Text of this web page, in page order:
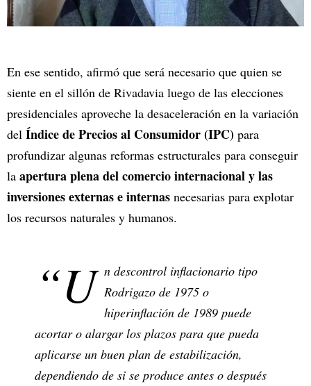
En ese sentido, afirmó que será necesario que quien se
siente en el sillón de Rivadavia luego de las elecciones
presidenciales aproveche la desaceleración en la variación
del Índice de Precios al Consumidor (IPC) para
profundizar algunas reformas estructurales para conseguir
la apertura plena del comercio internacional y las
inversiones externas e internas necesarias para explotar
los recursos naturales y humanos.
“U n descontrol inflacionario tipo
Rodrigazo de 1975 o
hiperinflación de 1989 puede
acortar o alargar los plazos para que pueda
aplicarse un buen plan de estabilización,
dependiendo de si se produce antes o después